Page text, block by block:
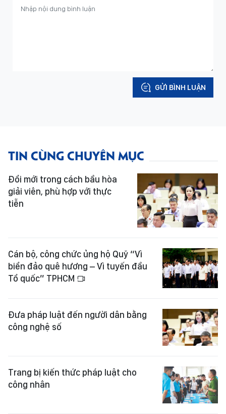
GỬI BÌNH LUẬN
TIN CÙNG CHUYÊN MỤC
Đổi mới trong cách bầu hòa
giải viên, phù hợp với thực
tiễn
Cán bộ, công chức ủng hộ Quỹ “Vì
biển đảo quê hương – Vì tuyến đầu
Tổ quốc” TPHCM
Đưa pháp luật đến người dân bằng
công nghệ số
Trang bị kiến thức pháp luật cho
công nhân